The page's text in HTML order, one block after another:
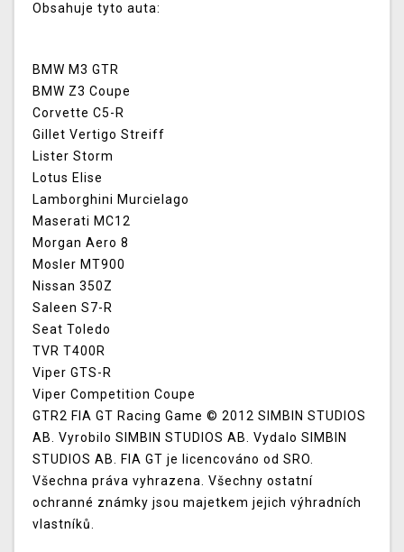
Obsahuje tyto auta:
BMW M3 GTR
BMW Z3 Coupe
Corvette C5-R
Gillet Vertigo Streiff
Lister Storm
Lotus Elise
Lamborghini Murcielago
Maserati MC12
Morgan Aero 8
Mosler MT900
Nissan 350Z
Saleen S7-R
Seat Toledo
TVR T400R
Viper GTS-R
Viper Competition Coupe
GTR2 FIA GT Racing Game © 2012 SIMBIN STUDIOS
AB. Vyrobilo SIMBIN STUDIOS AB. Vydalo SIMBIN
STUDIOS AB. FIA GT je licencováno od SRO.
Všechna práva vyhrazena. Všechny ostatní
ochranné známky jsou majetkem jejich výhradních
vlastníků.